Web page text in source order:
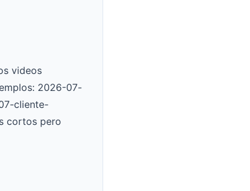
videos
2026-07-
cliente-
cortos pero